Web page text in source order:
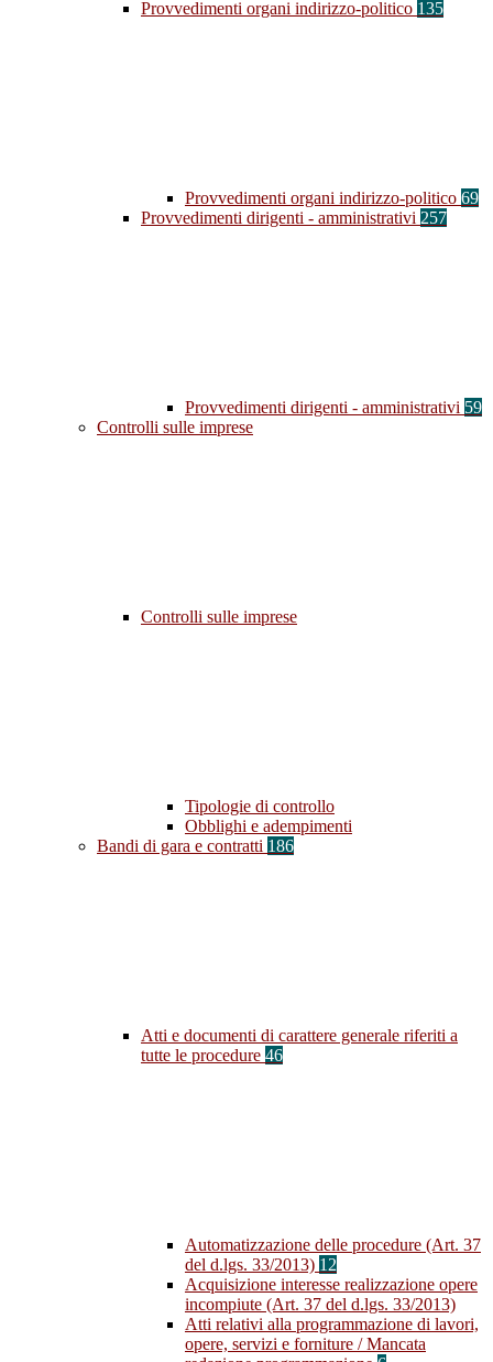
Provvedimenti organi indirizzo-politico 135
Provvedimenti organi indirizzo-politico 69
Provvedimenti dirigenti - amministrativi 257
Provvedimenti dirigenti - amministrativi 59
Controlli sulle imprese
Controlli sulle imprese
Tipologie di controllo
Obblighi e adempimenti
Bandi di gara e contratti 186
Atti e documenti di carattere generale riferiti a
tutte le procedure 46
Automatizzazione delle procedure (Art. 37
del d.lgs. 33/2013) 12
Acquisizione interesse realizzazione opere
incompiute (Art. 37 del d.lgs. 33/2013)
Atti relativi alla programmazione di lavori,
opere, servizi e forniture / Mancata